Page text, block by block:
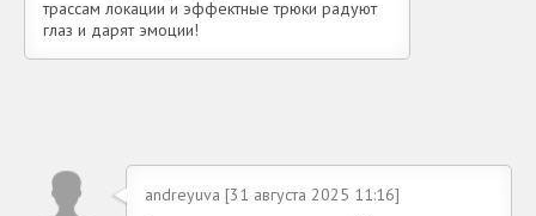
трассам локации и эффектные трюки радуют
глаз и дарят эмоции!
andreyuva [31 августа 2025 11:16]